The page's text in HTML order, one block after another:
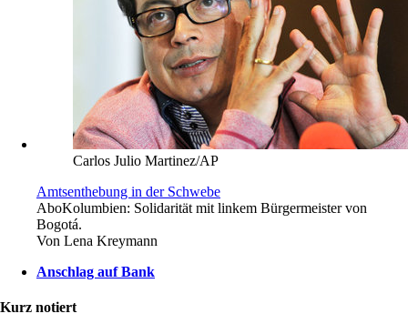
Carlos Julio Martinez/AP
Amtsenthebung in der Schwebe
AboKolumbien: Solidarität mit linkem Bürgermeister von
Bogotá.
Von Lena Kreymann
Anschlag auf Bank
Kurz notiert